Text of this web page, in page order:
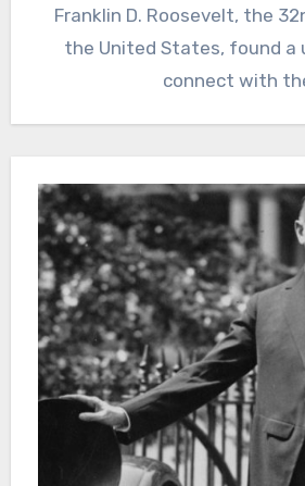
Franklin D. Roosevelt, the
the United States, found a
connect with